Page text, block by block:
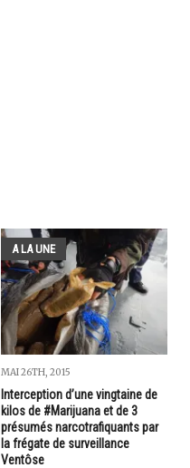
A LA UNE
MAI 26TH, 2015
Interception d’une vingtaine de
kilos de #Marijuana et de 3
présumés narcotrafiquants par
la frégate de surveillance
Ventôse